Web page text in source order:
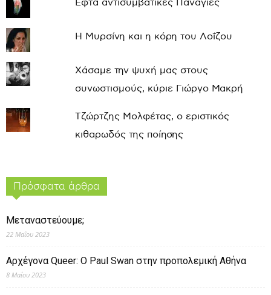
Εφτά αντισυμβατικές Παναγιές
Η Μυρσίνη και η κόρη του Λοΐζου
Χάσαμε την ψυχή μας στους
συνωστισμούς, κύριε Γιώργο Μακρή
Τζώρτζης Μολφέτας, ο εριστικός
κιθαρωδός της ποίησης
Πρόσφατα άρθρα
Μεταναστεύουμε;
22 Μαΐου 2023
Αρχέγονα Queer: O Paul Swan στην προπολεμική Αθήνα
8 Μαΐου 2023